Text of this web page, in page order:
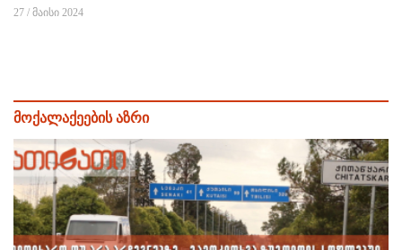
27 / მაისი 2024
მოქალაქეების აზრი